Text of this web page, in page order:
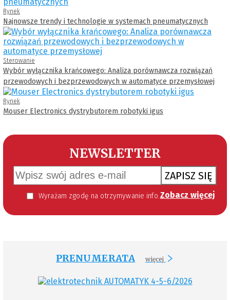
Rynek
Najnowsze trendy i technologie w systemach pneumatycznych
Sterowanie
Wybór wyłącznika krańcowego: Analiza porównawcza rozwiązań
przewodowych i bezprzewodowych w automatyce przemysłowej
Rynek
Mouser Electronics dystrybutorem robotyki igus
NEWSLETTER
ZAPISZ SIĘ
Wyrażam zgodę na otrzymywanie informacji handlowej kierowanej do mnie za pomocą środków komunikacji elektronicznej w szczególności poczty elektronicznej zgodnie z przepisem art. 10 ust 2 ustawy z dnia 18 lipca 2002 roku o świadczeniu usług drogą elektroniczną (Dz. U. 144 z 2002 r. poz. 1204). Zgoda jest dobrowolna, jednak jej wyrażenie jest konieczne, aby otrzymywać newsletter. Zobacz więcej
PRENUMERATA więcej